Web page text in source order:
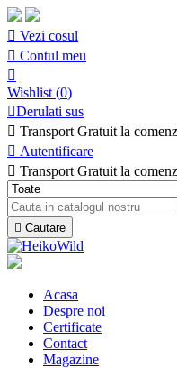
 Vezi cosul
 Contul meu

Wishlist (0)
Derulati sus
 Transport Gratuit la
 Autentificare
 Transport Gratuit la
 Cautare
Acasa
Despre noi
Certificate
Contact
Magazine